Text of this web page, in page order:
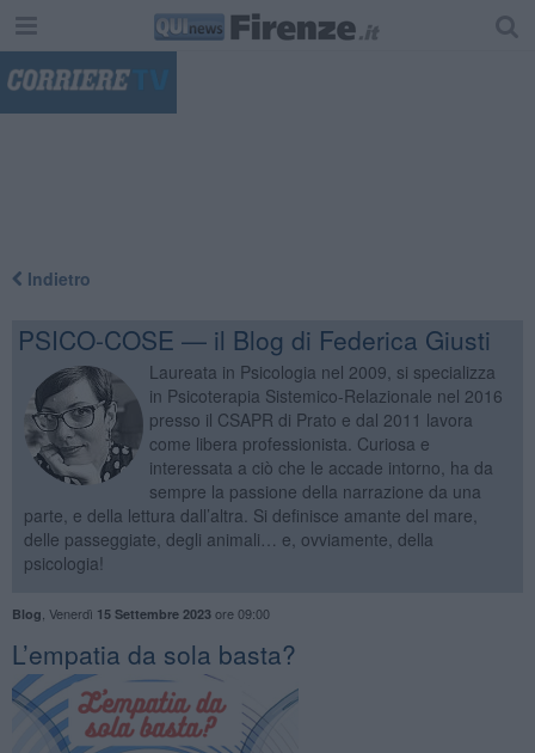
Indietro
PSICO-COSE — il Blog di Federica Giusti
Laureata in Psicologia nel 2009, si specializza
in Psicoterapia Sistemico-Relazionale nel 2016
presso il CSAPR di Prato e dal 2011 lavora
come libera professionista. Curiosa e
interessata a ciò che le accade intorno, ha da
sempre la passione della narrazione da una
parte, e della lettura dall’altra. Si definisce amante del mare,
delle passeggiate, degli animali… e, ovviamente, della
psicologia!
Blog Venerdì 15 Settembre 2023ore 09:00
​L’empatia da sola basta?